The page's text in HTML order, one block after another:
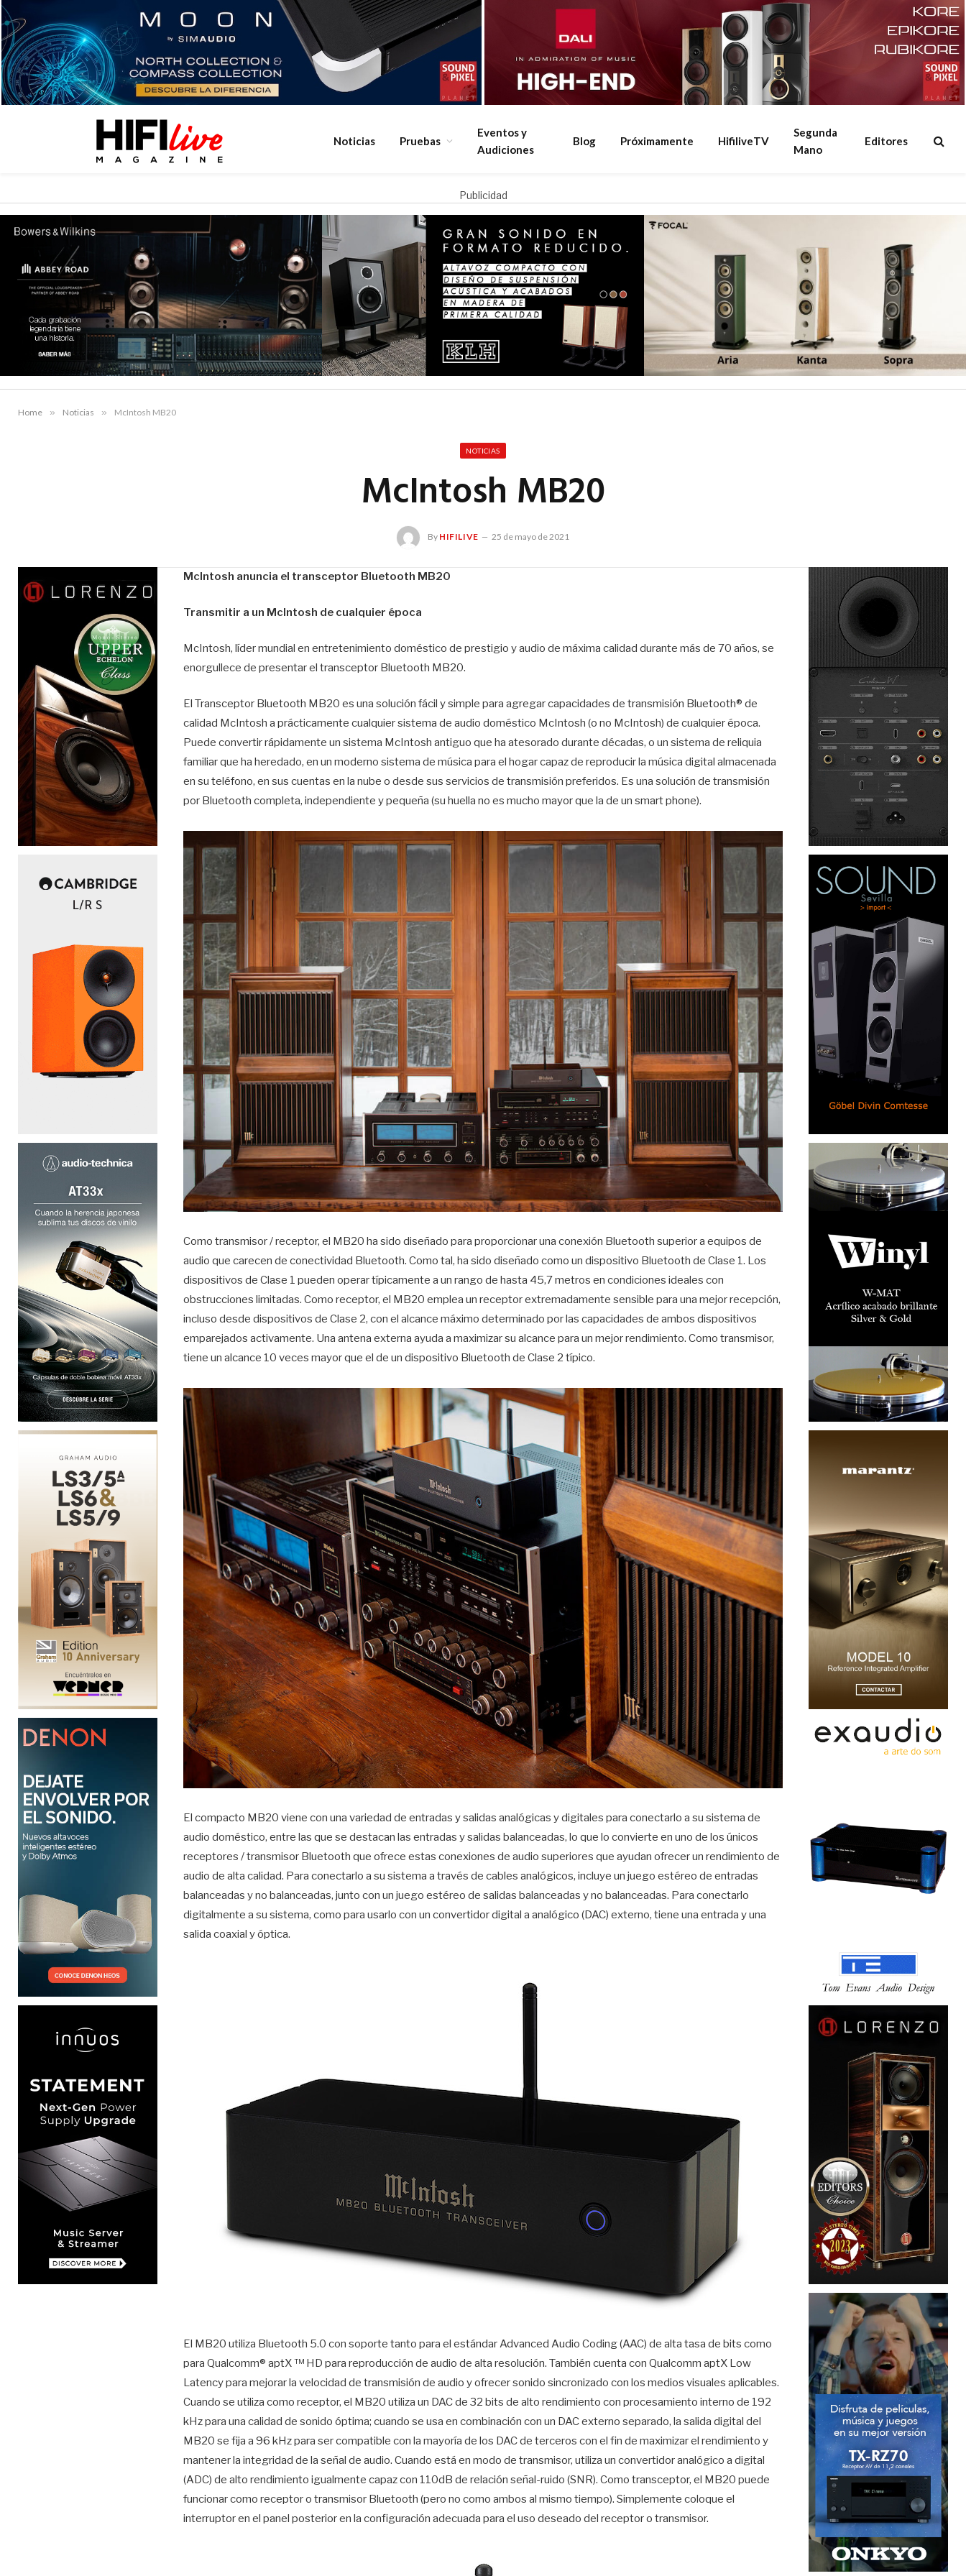
Noticias Pruebas
Eventos y
Audiciones
Blog Próximamente HifiliveTV
Segunda
Mano
Editores
Publicidad
Home » Noticias » McIntosh MB20
NOTICIAS
McIntosh MB20
By HIFILIVE 25 de mayo de 2021
McIntosh anuncia el transceptor Bluetooth MB20
Transmitir a un McIntosh de cualquier época
McIntosh, líder mundial en entretenimiento doméstico de prestigio y audio de máxima calidad durante más de 70 años, se
enorgullece de presentar el transceptor Bluetooth MB20.
El Transceptor Bluetooth MB20 es una solución fácil y simple para agregar capacidades de transmisión Bluetooth® de
calidad McIntosh a prácticamente cualquier sistema de audio doméstico McIntosh (o no McIntosh) de cualquier época.
Puede convertir rápidamente un sistema McIntosh antiguo que ha atesorado durante décadas, o un sistema de reliquia
familiar que ha heredado, en un moderno sistema de música para el hogar capaz de reproducir la música digital almacenada
en su teléfono, en sus cuentas en la nube o desde sus servicios de transmisión preferidos. Es una solución de transmisión
por Bluetooth completa, independiente y pequeña (su huella no es mucho mayor que la de un smart phone).
Como transmisor / receptor, el MB20 ha sido diseñado para proporcionar una conexión Bluetooth superior a equipos de
audio que carecen de conectividad Bluetooth. Como tal, ha sido diseñado como un dispositivo Bluetooth de Clase 1. Los
dispositivos de Clase 1 pueden operar típicamente a un rango de hasta 45,7 metros en condiciones ideales con
obstrucciones limitadas. Como receptor, el MB20 emplea un receptor extremadamente sensible para una mejor recepción,
incluso desde dispositivos de Clase 2, con el alcance máximo determinado por las capacidades de ambos dispositivos
emparejados activamente. Una antena externa ayuda a maximizar su alcance para un mejor rendimiento. Como transmisor,
tiene un alcance 10 veces mayor que el de un dispositivo Bluetooth de Clase 2 típico.
El compacto MB20 viene con una variedad de entradas y salidas analógicas y digitales para conectarlo a su sistema de
audio doméstico, entre las que se destacan las entradas y salidas balanceadas, lo que lo convierte en uno de los únicos
receptores / transmisor Bluetooth que ofrece estas conexiones de audio superiores que ayudan ofrecer un rendimiento de
audio de alta calidad. Para conectarlo a su sistema a través de cables analógicos, incluye un juego estéreo de entradas
balanceadas y no balanceadas, junto con un juego estéreo de salidas balanceadas y no balanceadas. Para conectarlo
digitalmente a su sistema, como para usarlo con un convertidor digital a analógico (DAC) externo, tiene una entrada y una
salida coaxial y óptica.
El MB20 utiliza Bluetooth 5.0 con soporte tanto para el estándar Advanced Audio Coding (AAC) de alta tasa de bits como
para Qualcomm® aptX ™ HD para reproducción de audio de alta resolución. También cuenta con Qualcomm aptX Low
Latency para mejorar la velocidad de transmisión de audio y ofrecer sonido sincronizado con los medios visuales aplicables.
Cuando se utiliza como receptor, el MB20 utiliza un DAC de 32 bits de alto rendimiento con procesamiento interno de 192
kHz para una calidad de sonido óptima; cuando se usa en combinación con un DAC externo separado, la salida digital del
MB20 se fija a 96 kHz para ser compatible con la mayoría de los DAC de terceros con el fin de maximizar el rendimiento y
mantener la integridad de la señal de audio. Cuando está en modo de transmisor, utiliza un convertidor analógico a digital
(ADC) de alto rendimiento igualmente capaz con 110dB de relación señal-ruido (SNR). Como transceptor, el MB20 puede
funcionar como receptor o transmisor Bluetooth (pero no como ambos al mismo tiempo). Simplemente coloque el
interruptor en el panel posterior en la configuración adecuada para el uso deseado del receptor o transmisor.